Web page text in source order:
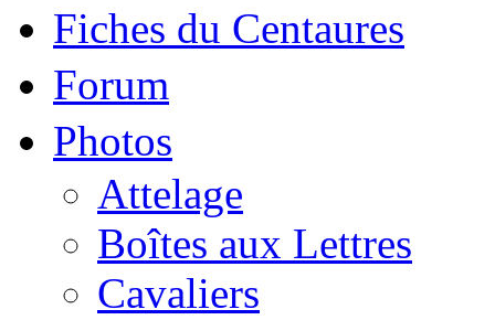
Fiches du Centaures
Forum
Photos
Attelage
Boîtes aux Lettres
Cavaliers